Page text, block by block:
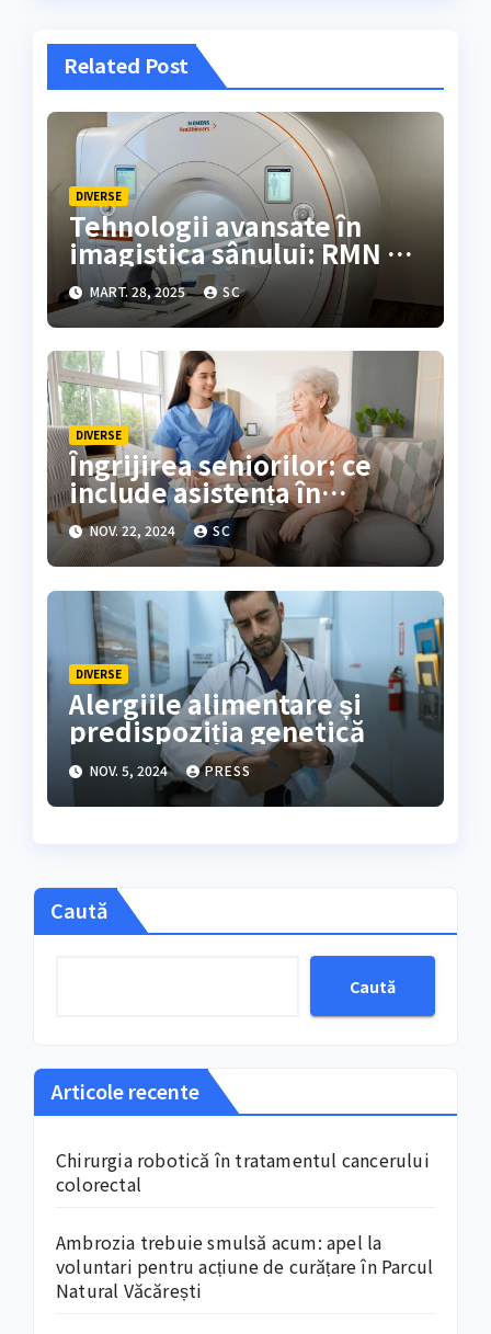
Related Post
DIVERSE
Tehnologii avansate în
imagistica sânului: RMN 3T
la Donna Medical Center
MART. 28, 2025 SC
DIVERSE
Îngrijirea seniorilor: ce
include asistența în
căminele de bătrâni?
NOV. 22, 2024 SC
DIVERSE
Alergiile alimentare și
predispoziția genetică
NOV. 5, 2024 PRESS
Caută
Caută
Articole recente
Chirurgia robotică în tratamentul cancerului
colorectal
Ambrozia trebuie smulsă acum: apel la
voluntari pentru acțiune de curățare în Parcul
Natural Văcărești